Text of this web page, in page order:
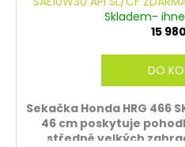
Skladem-
15
DO
Sekačka Honda HRG 466
46 cm poskytuje
středně velkých